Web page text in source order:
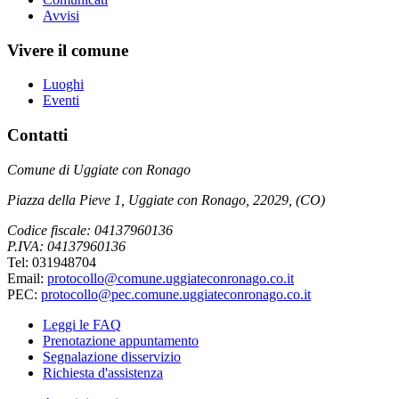
Avvisi
Vivere il comune
Luoghi
Eventi
Contatti
Comune di Uggiate con Ronago
Piazza della Pieve 1, Uggiate con Ronago, 22029, (CO)
Codice fiscale: 04137960136
P.IVA: 04137960136
Tel: 031948704
Email: protocollo@comune.uggiateconronago.co.it
PEC: protocollo@pec.comune.uggiateconronago.co.it
Leggi le FAQ
Prenotazione appuntamento
Segnalazione disservizio
Richiesta d'assistenza